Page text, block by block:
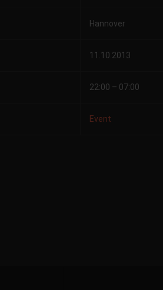
Hannover
11.10.2013
22:00 – 07:00
Event